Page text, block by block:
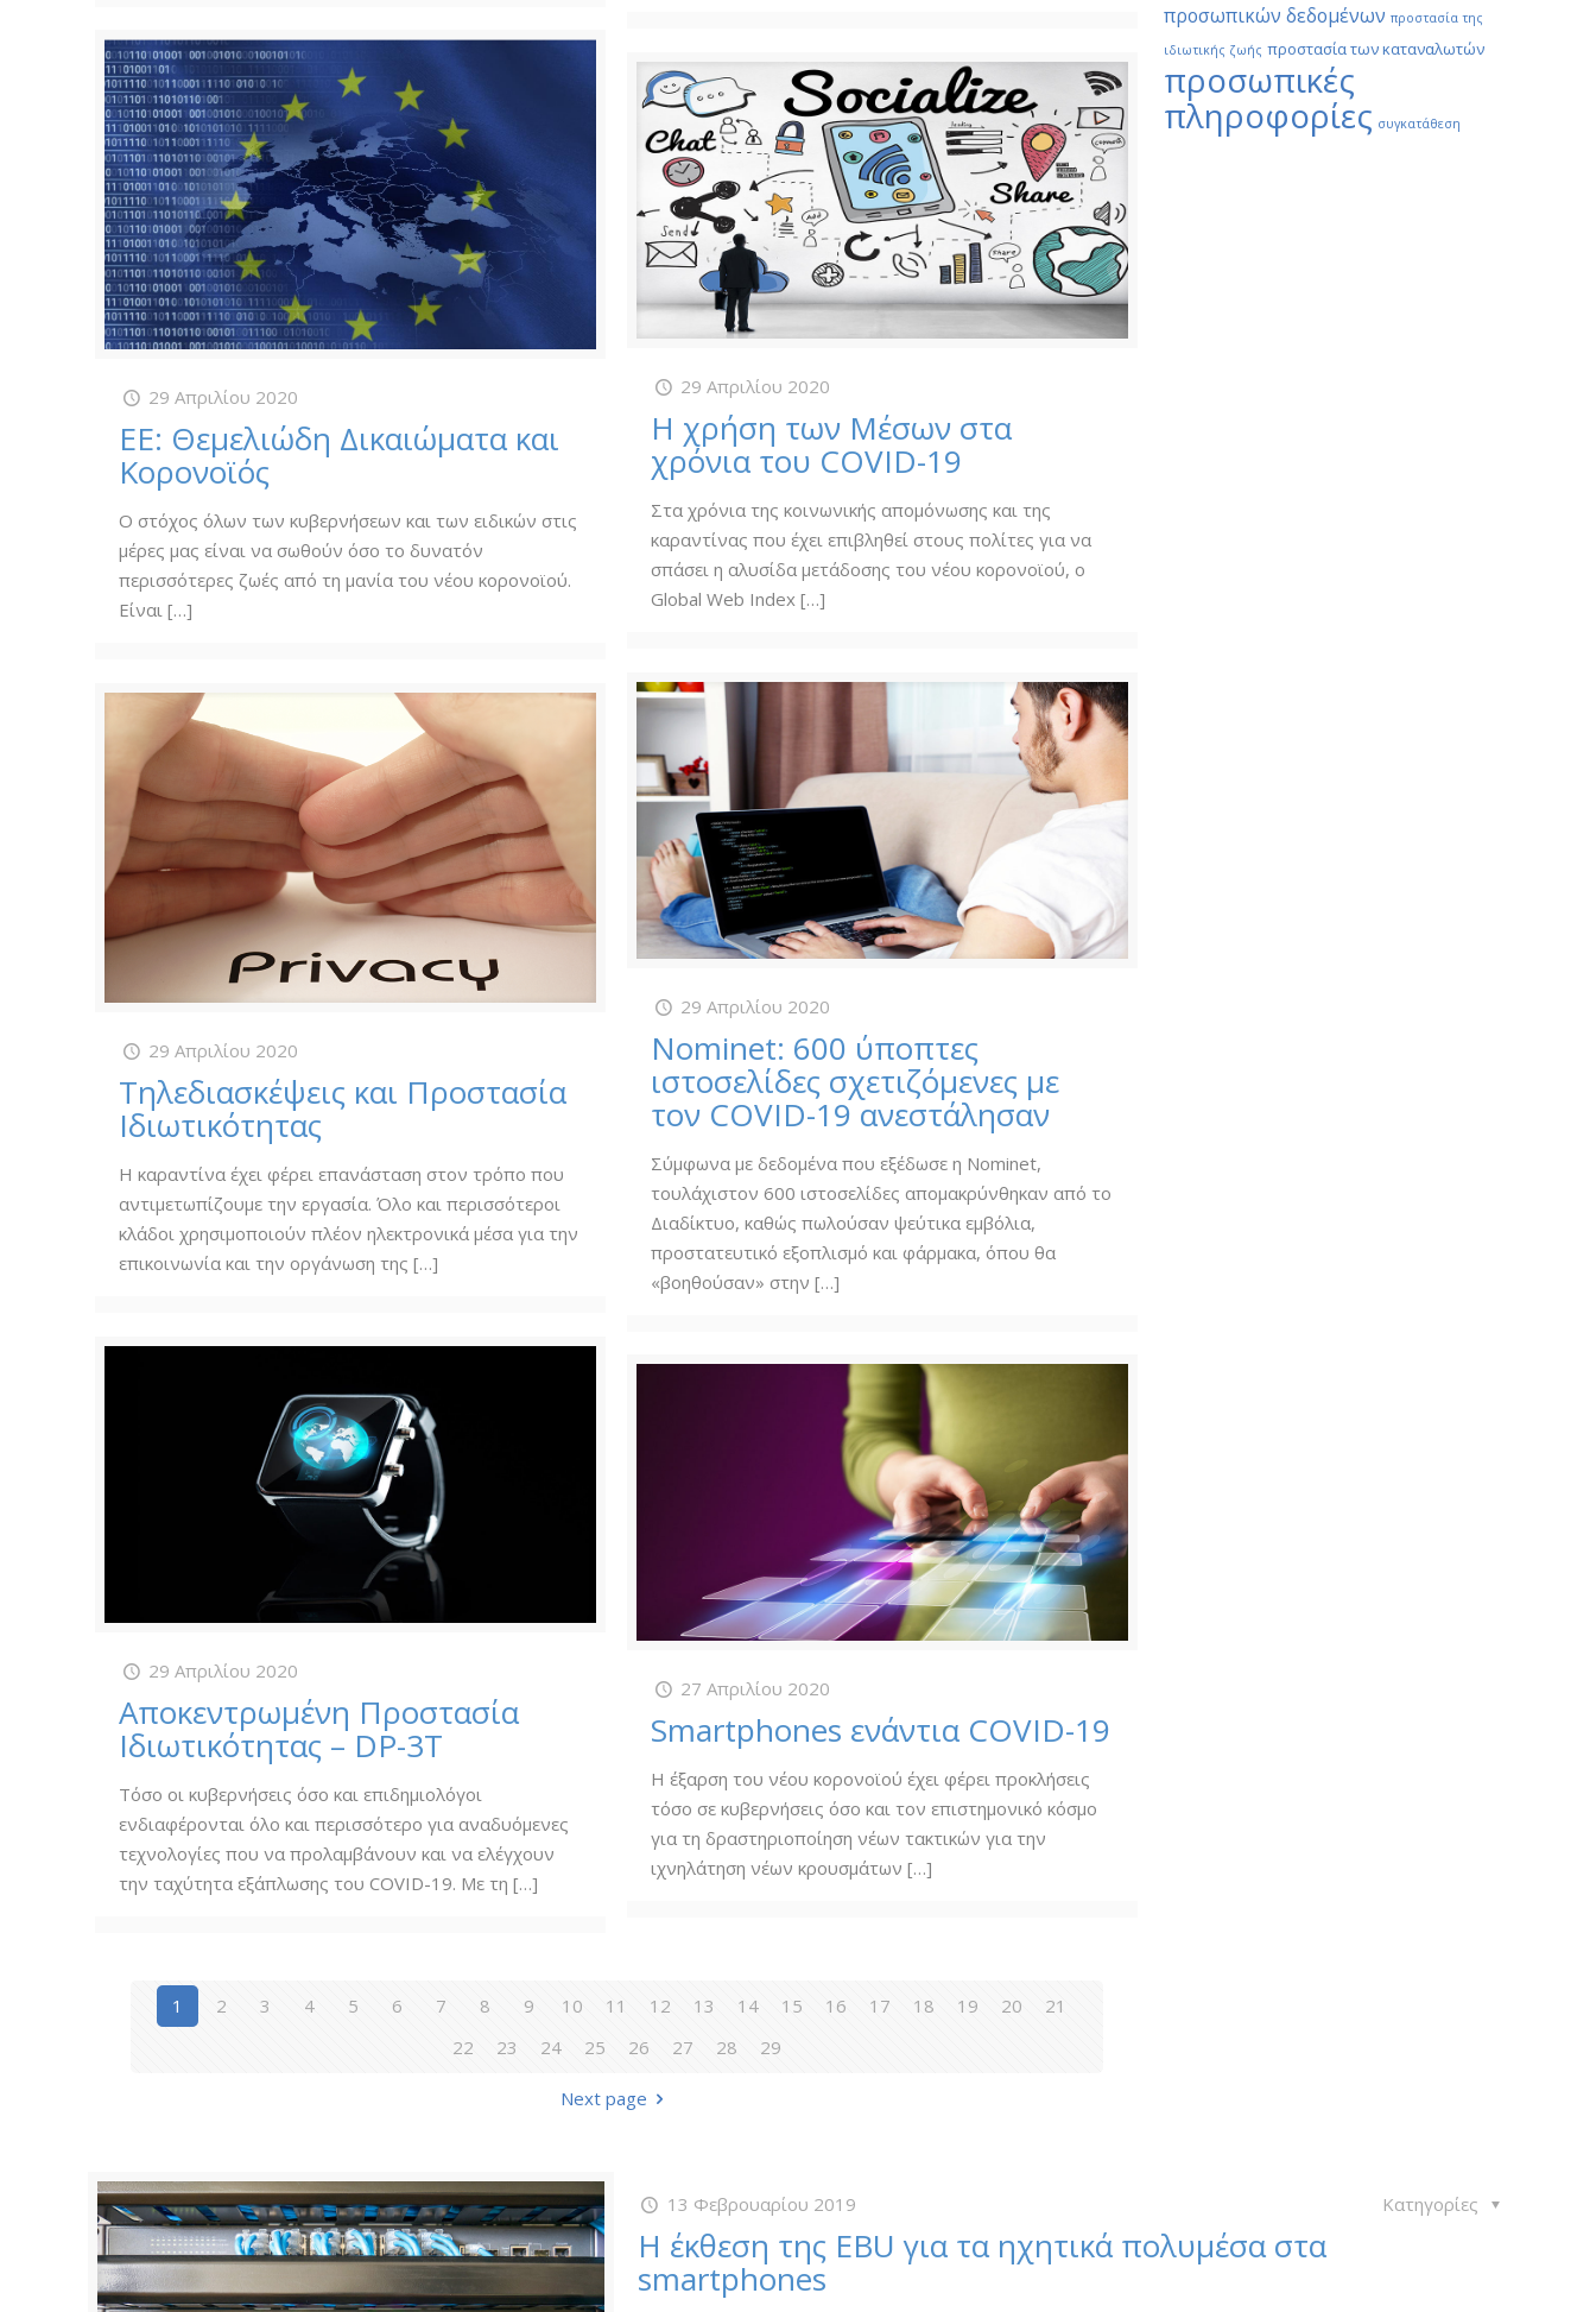
29 Απριλίου 2020
ΕΕ: Θεμελιώδη Δικαιώματα και
Κορονοϊός
Ο στόχος όλων των κυβερνήσεων και των ειδικών στις
μέρες μας είναι να σωθούν όσο το δυνατόν
περισσότερες ζωές από τη μανία του νέου κορονοϊού.
Είναι […]
29 Απριλίου 2020
Η χρήση των Μέσων στα
χρόνια του COVID-19
Στα χρόνια της κοινωνικής απομόνωσης και της
καραντίνας που έχει επιβληθεί στους πολίτες για να
σπάσει η αλυσίδα μετάδοσης του νέου κορονοϊού, ο
Global Web Index […]
29 Απριλίου 2020
Nominet: 600 ύποπτες
ιστοσελίδες σχετιζόμενες με
τον COVID-19 ανεστάλησαν
Σύμφωνα με δεδομένα που εξέδωσε η Nominet,
τουλάχιστον 600 ιστοσελίδες απομακρύνθηκαν από το
Διαδίκτυο, καθώς πωλούσαν ψεύτικα εμβόλια,
προστατευτικό εξοπλισμό και φάρμακα, όπου θα
«βοηθούσαν» στην […]
29 Απριλίου 2020
Τηλεδιασκέψεις και Προστασία
Ιδιωτικότητας
Η καραντίνα έχει φέρει επανάσταση στον τρόπο που
αντιμετωπίζουμε την εργασία. Όλο και περισσότεροι
κλάδοι χρησιμοποιούν πλέον ηλεκτρονικά μέσα για την
επικοινωνία και την οργάνωση της […]
29 Απριλίου 2020
Αποκεντρωμένη Προστασία
Ιδιωτικότητας – DP-3T
Τόσο οι κυβερνήσεις όσο και επιδημιολόγοι
ενδιαφέρονται όλο και περισσότερο για αναδυόμενες
τεχνολογίες που να προλαμβάνουν και να ελέγχουν
την ταχύτητα εξάπλωσης του COVID-19. Με τη […]
27 Απριλίου 2020
Smartphones ενάντια COVID-19
Η έξαρση του νέου κορονοϊού έχει φέρει προκλήσεις
τόσο σε κυβερνήσεις όσο και τον επιστημονικό κόσμο
για τη δραστηριοποίηση νέων τακτικών για την
ιχνηλάτηση νέων κρουσμάτων […]
1 2 3 4 5 6 7 8 9 10 11 12 13 14 15 16 17 18 19 20
21
22
23 24 25 26 27 28 29
Next page
προσωπικών δεδομένων προστασία της
ιδιωτικής ζωής προστασία των καταναλωτών
προσωπικές
πληροφορίες συγκατάθεση
13 Φεβρουαρίου 2019 Κατηγορίες
Η έκθεση της EBU για τα ηχητικά πολυμέσα στα
smartphones